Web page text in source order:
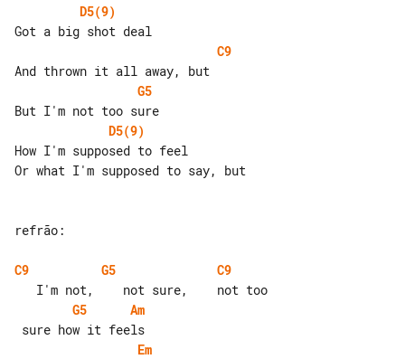
D5(9)
C9
G5
D5(9)
How I'm supposed to feel
Or what I'm supposed to say, but
refrão:
C9 G5
C9
G5
Am
Em